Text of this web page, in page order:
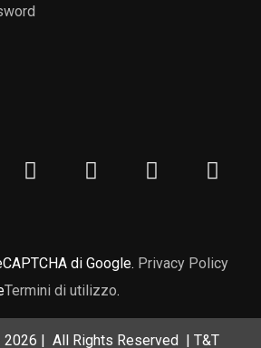
di Google. Privacy Policy
Termini di utilizzo.
2026 | All Rights Reserved | T&T